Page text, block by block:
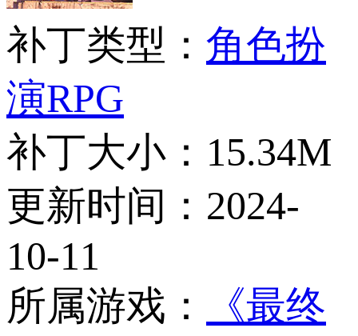
补丁类型： 角色扮
演RPG
补丁大小： 15.34M
更新时间： 2024-
10-11
所属游戏：
《最终